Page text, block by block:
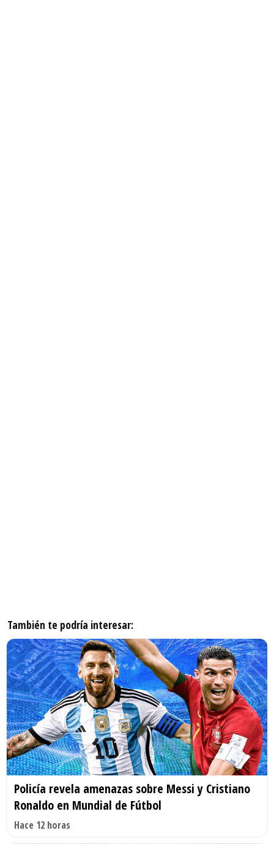
También te podría interesar:
Policía revela amenazas sobre Messi y Cristiano
Ronaldo en Mundial de Fútbol
Hace 12 horas